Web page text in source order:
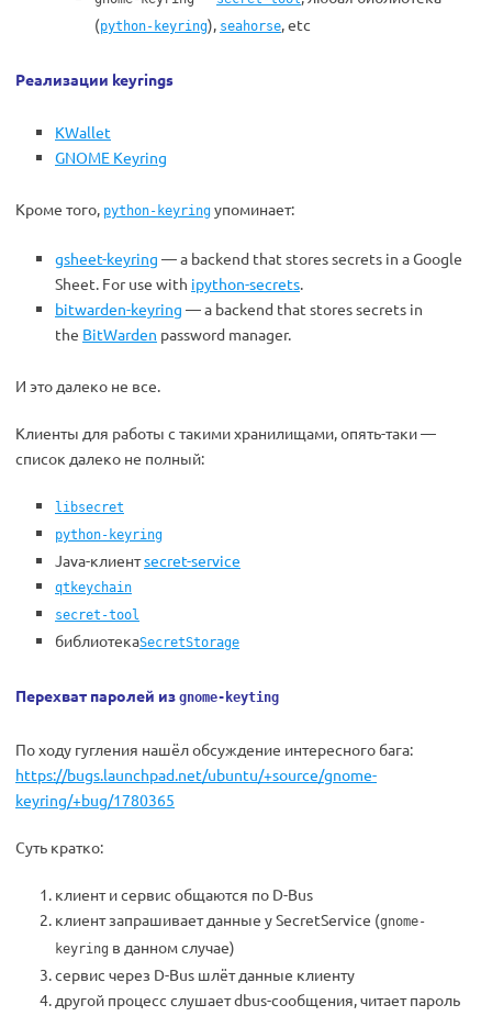
(python-keyring), seahorse, etc
Реализации keyrings
KWallet
GNOME Keyring
Кроме того, python-keyring упоминает:
gsheet-keyring — a backend that stores secrets in a Google
Sheet. For use with ipython-secrets.
bitwarden-keyring — a backend that stores secrets in
the BitWarden password manager.
И это далеко не все.
Клиенты для работы с такими хранилищами, опять-таки —
список далеко не полный:
libsecret
python-keyring
Java-клиентsecret-service
qtkeychain
secret-tool
библиотекаSecretStorage
Перехват паролей из gnome-keyting
По ходу гугления нашёл обсуждение интересного бага:
https://bugs.launchpad.net/ubuntu/+source/gnome-
keyring/+bug/1780365
Суть кратко:
клиент и сервис общаются по D-Bus
клиент запрашивает данные у SecretService (gnome-
keyring в данном случае)
сервис через D-Bus шлёт данные клиенту
другой процесс слушает dbus-сообщения, читает пароль